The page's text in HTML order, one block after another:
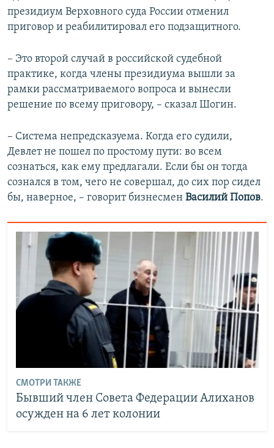
президиум Верховного суда России отменил
приговор и реабилитировал его подзащитного.
– Это второй случай в российской судебной
практике, когда члены президиума вышли за
рамки рассматриваемого вопроса и вынесли
решение по всему приговору, – сказал Шогин.
– Система непредсказуема. Когда его судили,
Девлет не пошел по простому пути: во всем
сознаться, как ему предлагали. Если бы он тогда
сознался в том, чего не совершал, до сих пор сидел
бы, наверное, – говорит бизнесмен Василий Попов.
СМОТРИ ТАКЖЕ
Бывший член Совета Федерации Алиханов
осужден на 6 лет колонии